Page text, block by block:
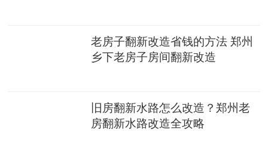
老房子翻新改造省钱的方法 郑州
乡下老房子房间翻新改造
旧房翻新水路怎么改造？郑州老
房翻新水路改造全攻略